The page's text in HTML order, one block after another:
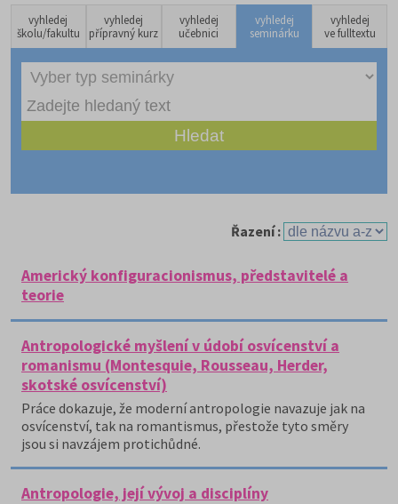
vyhledej
školu/fakultu
vyhledej
přípravný kurz
vyhledej
učebnici
vyhledej
seminárku
vyhledej
ve fulltextu
Řazení :
Americký konfiguracionismus, představitelé a
teorie
Antropologické myšlení v údobí osvícenství a
romanismu (Montesquie, Rousseau, Herder,
skotské osvícenství)
Práce dokazuje, že moderní antropologie navazuje jak na
osvícenství, tak na romantismus, přestože tyto směry
jsou si navzájem protichůdné.
Antropologie, její vývoj a disciplíny